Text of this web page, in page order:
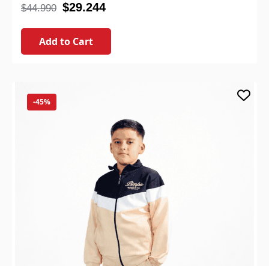
$44.990 $29.244
Add to Cart
-45%